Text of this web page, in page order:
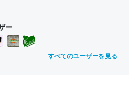
ー
すべてのユーザーを見る